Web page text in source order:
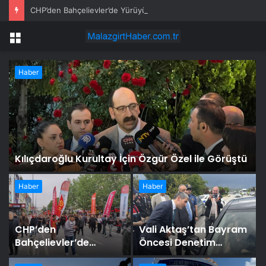
CHP’den Bahçelievler’de Yürüyüş
Menü
Haber
Kılıçdaroğlu Kurultay İçin Özgür Özel ile Görüştü
Haber
CHP’den
Bahçelievler’de
Yürüyüş
Haber
Vali Aktaş’tan Bayram
Öncesi Denetim
Ziyareti